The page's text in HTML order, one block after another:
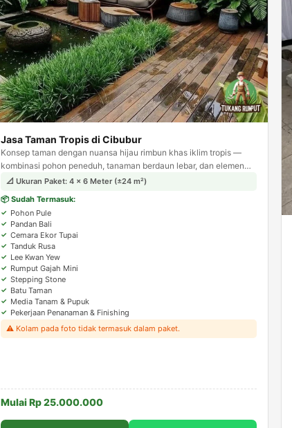
Jasa Taman Tropis di Cibubur
Konsep taman dengan nuansa hijau rimbun khas iklim tropis —
kombinasi pohon peneduh, tanaman berdaun lebar, dan elemen
batu alam. Menghadirkan suasana asri dan teduh layaknya resort
📐 Ukuran Paket: 4 × 6 Meter (±24 m²)
📦 Sudah Termasuk:
Pohon Pule
Pandan Bali
Cemara Ekor Tupai
Tanduk Rusa
Lee Kwan Yew
Rumput Gajah Mini
Stepping Stone
Batu Taman
Media Tanam & Pupuk
Pekerjaan Penanaman & Finishing
⚠️ Kolam pada foto tidak termasuk dalam paket.
Mulai Rp 25.000.000